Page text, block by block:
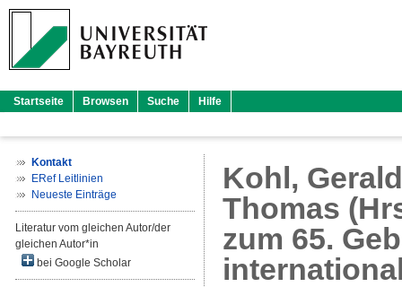
Startseite Browsen Suche Hilfe
Kontakt
ERef Leitlinien
Neueste Einträge
Literatur vom gleichen Autor/der
gleichen Autor*in
bei Google Scholar
Kohl,
Thomas
zum 65.